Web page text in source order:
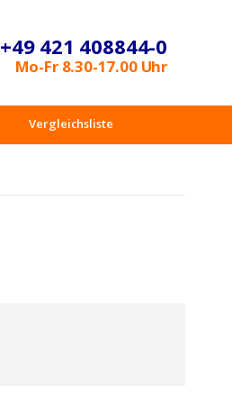
+49 421 408844-0
Mo-Fr 8.30-17.00 Uhr
Vergleichsliste